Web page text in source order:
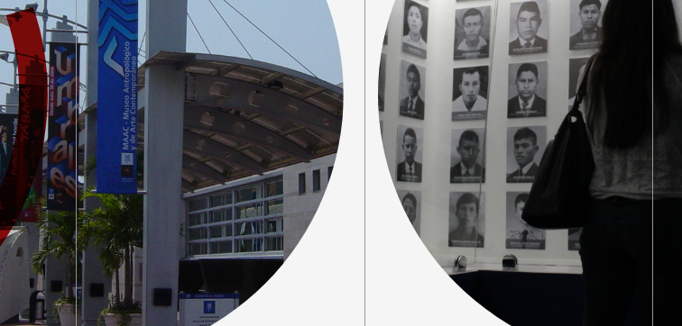
Panorama de los museos
en Iberoamérica
Banco de Buenas
Prácticas
Convocatorias
Publicaciones
Ibermuseos
Centro de
Documentación
Noticias
Plataforma de